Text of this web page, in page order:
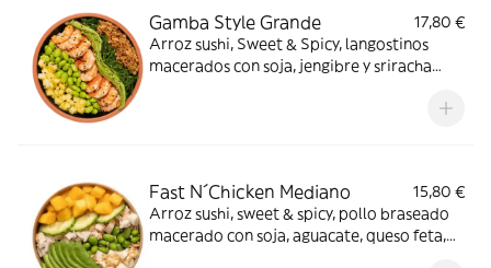
Gamba Style Grande
17,80 €
Arroz sushi, Sweet & Spicy, langostinos
macerados con soja, jengibre y sriracha
wakame, aguacate y sésamo mix. Delicioso.
Fast N´Chicken Mediano
15,80 €
Arroz sushi, sweet & spicy, pollo braseado
macerado con soja, aguacate, queso feta,